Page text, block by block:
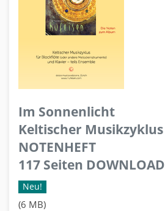
Im Sonnenlicht
Keltischer Musikzyklus
NOTENHEFT
117 Seiten DOWNLOAD
Neu!
(6 MB)